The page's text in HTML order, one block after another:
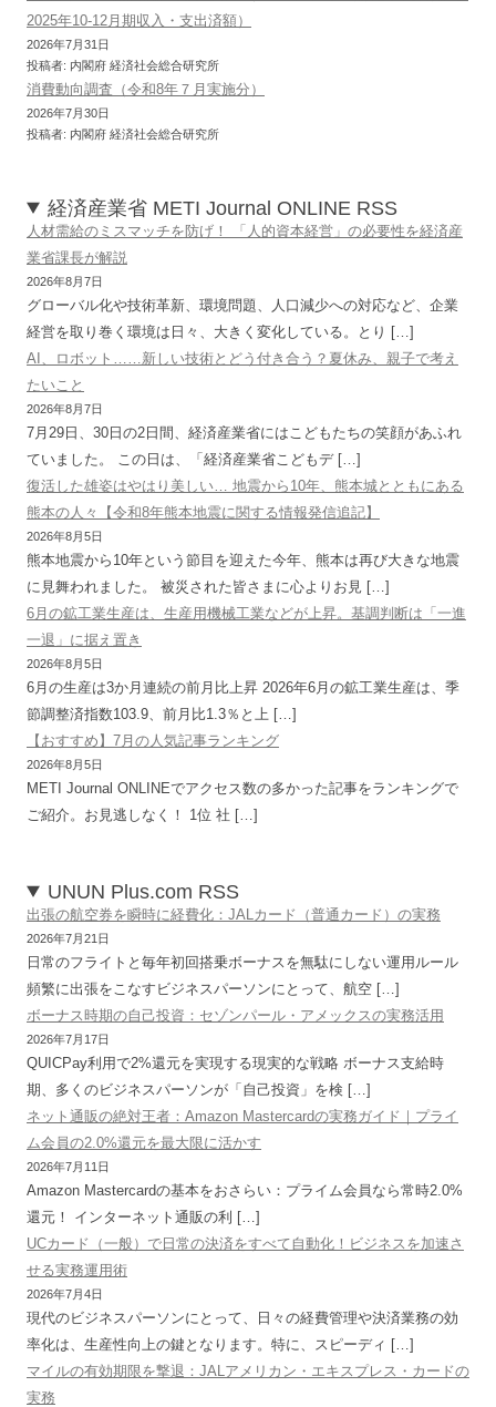
2025年10-12月期収入・支出済額）
2026年7月31日
投稿者: 内閣府 経済社会総合研究所
消費動向調査（令和8年７月実施分）
2026年7月30日
投稿者: 内閣府 経済社会総合研究所
経済産業省 METI Journal ONLINE RSS
人材需給のミスマッチを防げ！ 「人的資本経営」の必要性を経済産
業省課長が解説
2026年8月7日
グローバル化や技術革新、環境問題、人口減少への対応など、企業
経営を取り巻く環境は日々、大きく変化している。とり […]
AI、ロボット……新しい技術とどう付き合う？夏休み、親子で考え
たいこと
2026年8月7日
7月29日、30日の2日間、経済産業省にはこどもたちの笑顔があふれ
ていました。 この日は、「経済産業省こどもデ […]
復活した雄姿はやはり美しい… 地震から10年、熊本城とともにある
熊本の人々【令和8年熊本地震に関する情報発信追記】
2026年8月5日
熊本地震から10年という節目を迎えた今年、熊本は再び大きな地震
に見舞われました。 被災された皆さまに心よりお見 […]
6月の鉱工業生産は、生産用機械工業などが上昇。基調判断は「一進
一退」に据え置き
2026年8月5日
6月の生産は3か月連続の前月比上昇 2026年6月の鉱工業生産は、季
節調整済指数103.9、前月比1.3％と上 […]
【おすすめ】7月の人気記事ランキング
2026年8月5日
METI Journal ONLINEでアクセス数の多かった記事をランキングで
ご紹介。お見逃しなく！ 1位 社 […]
UNUN Plus.com RSS
出張の航空券を瞬時に経費化：JALカード（普通カード）の実務
2026年7月21日
日常のフライトと毎年初回搭乗ボーナスを無駄にしない運用ルール
頻繁に出張をこなすビジネスパーソンにとって、航空 […]
ボーナス時期の自己投資：セゾンパール・アメックスの実務活用
2026年7月17日
QUICPay利用で2%還元を実現する現実的な戦略 ボーナス支給時
期、多くのビジネスパーソンが「自己投資」を検 […]
ネット通販の絶対王者：Amazon Mastercardの実務ガイド｜プライ
ム会員の2.0%還元を最大限に活かす
2026年7月11日
Amazon Mastercardの基本をおさらい：プライム会員なら常時2.0%
還元！ インターネット通販の利 […]
UCカード（一般）で日常の決済をすべて自動化！ビジネスを加速さ
せる実務運用術
2026年7月4日
現代のビジネスパーソンにとって、日々の経費管理や決済業務の効
率化は、生産性向上の鍵となります。特に、スピーディ […]
マイルの有効期限を撃退：JALアメリカン・エキスプレス・カードの
実務